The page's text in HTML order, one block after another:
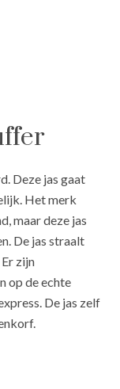
Deze jas gaat
Het merk
maar deze jas
De jas straalt
zijn
op de echte
De jas zelf